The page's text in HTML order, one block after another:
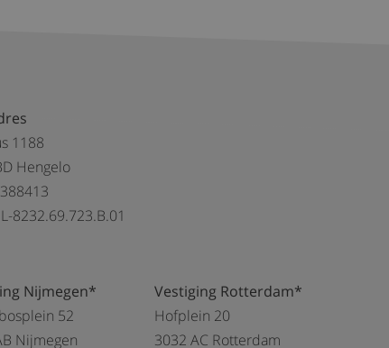
1188
Hengelo
8232.69.723.B.01
Nijmegen*
52
Nijmegen
Vestiging Rotterdam*
Hofplein 20
3032 AC Rotterdam